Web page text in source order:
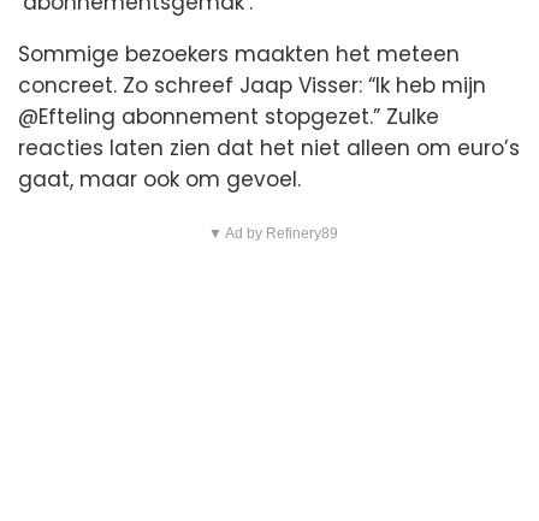
Sommige bezoekers maakten het meteen
concreet. Zo schreef Jaap Visser: “Ik heb mijn
@Efteling abonnement stopgezet.” Zulke
reacties laten zien dat het niet alleen om euro’s
gaat, maar ook om gevoel.
▼ Ad by Refinery89